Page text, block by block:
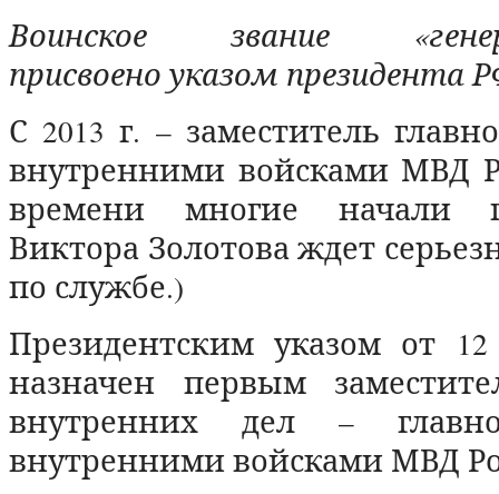
Воинское звание
присвоено указом президента
С 2013 г. – заместитель
внутренними войсками МВД
времени многие начали
Виктора Золотова ждет
по службе.)
Президентским указом от
назначен первым
внутренних дел –
внутренними войсками МВД